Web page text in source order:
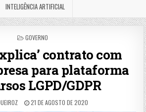
INTELIGÊNCIA ARTIFICIAL
POSTED
GOVERNO
contrato com
para plataforma
LGPD/GDPR
21 DE AGOSTO DE 2020